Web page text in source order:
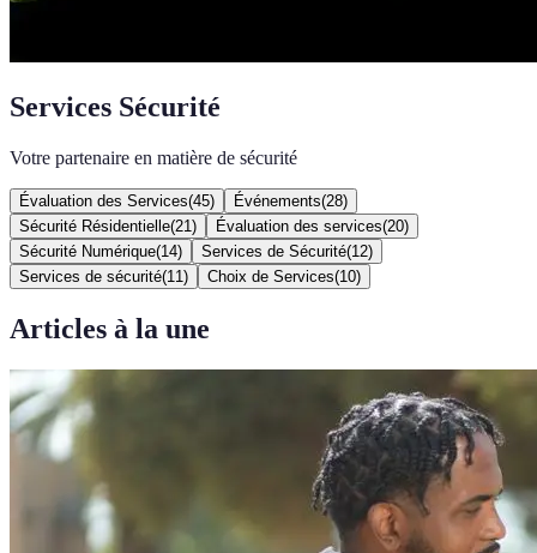
Services Sécurité
Votre partenaire en matière de sécurité
Évaluation des Services(45) Événements(28)
Sécurité Résidentielle(21 ) Évaluation des services(20)
Sécurité Numérique(14) Services de Sécurité(12)
Services de sécurité(11 ) Choix de Services(10)
Articles à la une